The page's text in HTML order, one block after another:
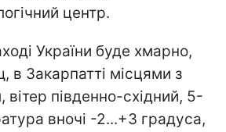
центр.
України буде хмарно,
в Закарпатті місцями з
вітер південно-східний, 5-
вночі -2...+3 градуса,